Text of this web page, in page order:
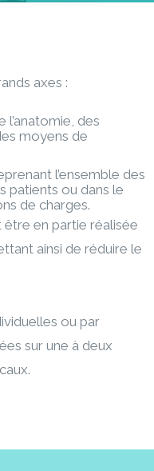
axes :
des
moyens de
l’ensemble des
patients ou dans le
de charges.
en partie réalisée
ainsi de réduire le
ou par
sur une à deux